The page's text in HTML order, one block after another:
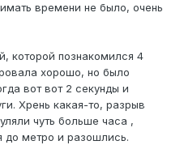
времени не было, очень
которой познакомился 4
хорошо, но было
вот вот 2 секунды и
Хрень какая-то, разрыв
чуть больше часа ,
до метро и разошлись.